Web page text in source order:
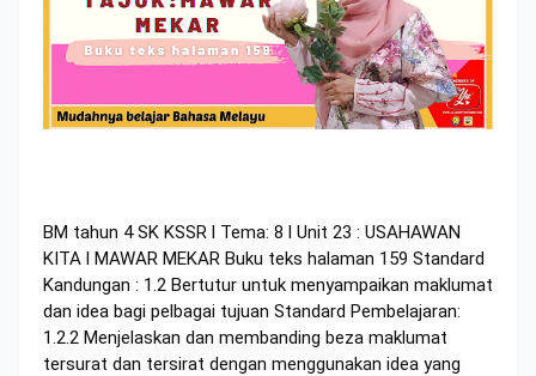
BM tahun 4 SK KSSR l Tema: 8 l Unit 23 : USAHAWAN
KITA l MAWAR MEKAR Buku teks halaman 159 Standard
Kandungan : 1.2 Bertutur untuk menyampaikan maklumat
dan idea bagi pelbagai tujuan Standard Pembelajaran:
1.2.2 Menjelaskan dan membanding beza maklumat
tersurat dan tersirat dengan menggunakan idea yang